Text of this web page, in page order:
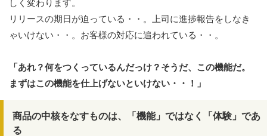
しく変わります。
リリースの期日が迫っている・・。上司に進捗報告をしなき
ゃいけない・・。お客様の対応に追われている・・。
「あれ？何をつくっているんだっけ？そうだ、この機能だ。
まずはこの機能を仕上げないといけない・・！」
商品の中核をなすものは、「機能」ではなく「体験」であ
る